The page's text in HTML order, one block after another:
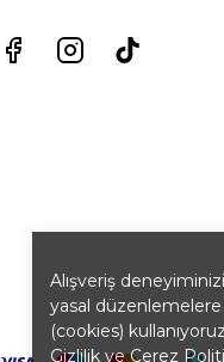
Alışveriş
yasal
(cookies)
Gizlilik ve Çerez